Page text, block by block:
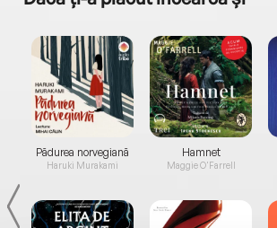
Pădurea norvegiană
Haruki Murakami
Hamnet
Maggie O'Farrell